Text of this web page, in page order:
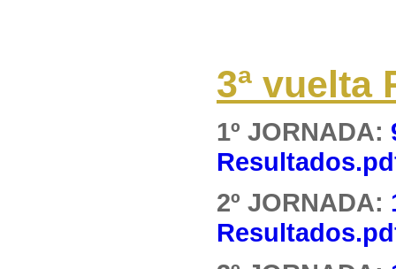
3ª vuelta
1º JORNADA:
2º JORNADA: